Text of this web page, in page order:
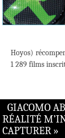
Hoyos)
1 289 films
GIACOMO
RÉALITÉ
CAPTURER »